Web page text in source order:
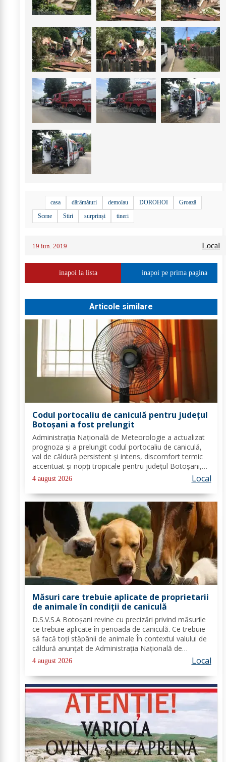
casa dărâmături demolau DOROHOI
Groază
Scene
Stiri surprinși tineri
19 iun. 2019 Local
inapoi la lista inapoi pe prima pagina
Articole similare
Codul portocaliu de caniculă pentru județul
Botoșani a fost prelungit
Administrația Națională de Meteorologie a actualizat
prognoza și a prelungit codul portocaliu de caniculă,
val de căldură persistent și intens, discomfort termic
accentuat și nopți tropicale pentru județul Botoșani,
până joi, la ora 10:00. Temperaturile maxime vor fi
cuprinse între 35 și 39 de...
4 august 2026 Local
Măsuri care trebuie aplicate de proprietarii
de animale în condiții de caniculă
D.S.V.S.A Botoșani revine cu precizări privind măsurile
ce trebuie aplicate în perioada de caniculă. Ce trebuie
să facă toți stăpânii de animale În contextul valului de
căldură anunțat de Administrația Națională de
Meteorologie, Direcția Sanitară Veterinară și pentru
Siguranța Alimentelor Botoșani...
4 august 2026 Local